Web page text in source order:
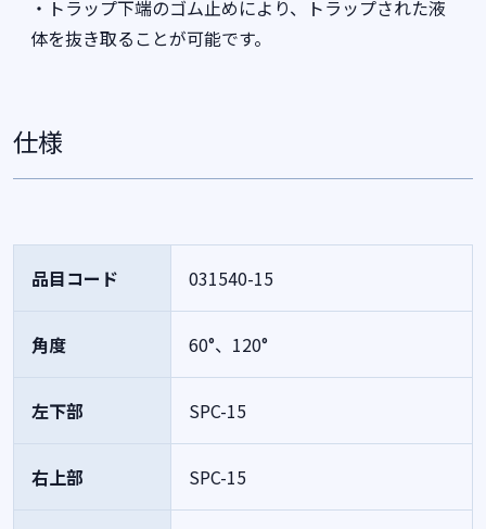
・トラップ下端のゴム止めにより、トラップされた液
体を抜き取ることが可能です。
仕様
品目コード 031540-15
角度 60°、120°
左下部 SPC-15
右上部 SPC-15